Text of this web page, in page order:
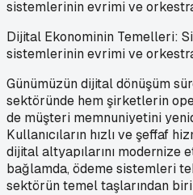
Dijital Ekonominin Temelleri:
sistemlerinin evrimi ve
Günümüzün dijital dönüşüm
sektöründe hem şirketlerin
de müşteri memnuniyetini
Kullanıcıların hızlı ve şeffaf
dijital altyapılarını modernize
bağlamda, ödeme sistemleri
sektörün temel taşlarından